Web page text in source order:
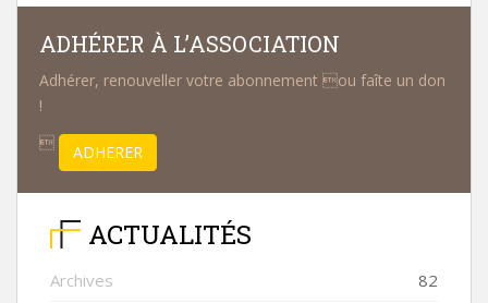
ADHÉRER À L’ASSOCIATION
Adhérer, renouveller votre abonnement ou faîte un don
!

ADHERER
ACTUALITÉS
Archives
82